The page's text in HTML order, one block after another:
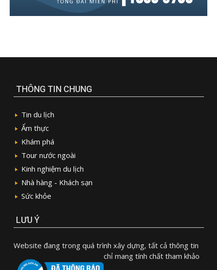
THÔNG TIN CHUNG
Tin du lịch
Ẩm thực
Khám phá
Tour nước ngoài
Kinh nghiệm du lịch
Nhà hàng - Khách sạn
Sức khỏe
LƯU Ý
Website đang trong quá trình xây dựng, tất cả thông tin
chỉ mang tính chất tham khảo